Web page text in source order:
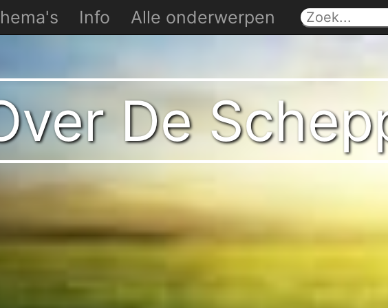
De
Info Alle onderwerpen